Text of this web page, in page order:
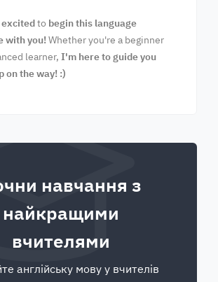
excitedto begin this language
with you! Whether you're a beginner
learner, I'm here to guide you
on the way! :)
навчання з
найкращими
вчителями
англійську мову у вчителів